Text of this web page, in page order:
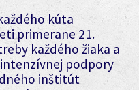
kúta
primerane 21.
každého žiaka a
intenzívnej podpory
inštitút